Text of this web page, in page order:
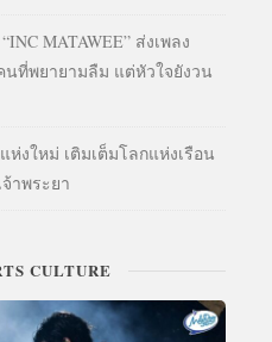
MATAWEE” ส่งเพลง
นที่พยายามลืม แต่หัวใจยังวน
ห่งใหม่ เติมเต็มโลกแห่งเรือน
าพระยา
CULTURE